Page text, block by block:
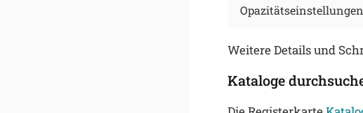
Weitere Details und
Kataloge